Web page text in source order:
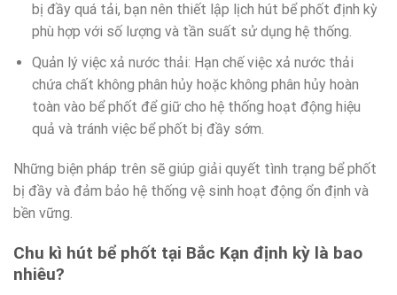
bị đầy quá tải, bạn nên thiết lập lịch hút bể phốt định kỳ
phù hợp với số lượng và tần suất sử dụng hệ thống.
Quản lý việc xả nước thải: Hạn chế việc xả nước thải
chứa chất không phân hủy hoặc không phân hủy hoàn
toàn vào bể phốt để giữ cho hệ thống hoạt động hiệu
quả và tránh việc bể phốt bị đầy sớm.
Những biện pháp trên sẽ giúp giải quyết tình trạng bể phốt
bị đầy và đảm bảo hệ thống vệ sinh hoạt động ổn định và
bền vững.
Chu kì hút bể phốt tại Bắc Kạn định kỳ là bao
nhiêu?